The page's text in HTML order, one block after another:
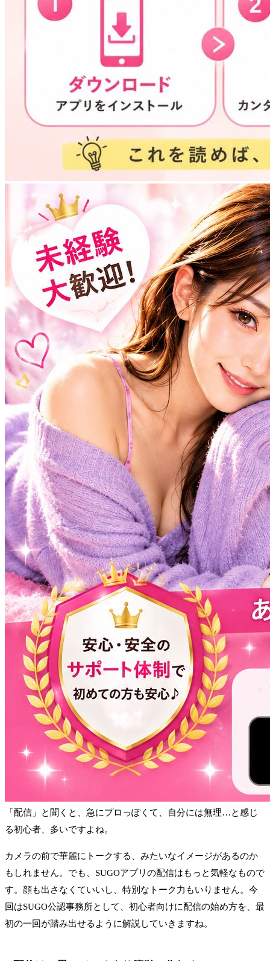
「配信」と聞くと、急にプロっぽくて、自分には無理…と感じ
る初心者、多いですよね。
カメラの前で華麗にトークする、みたいなイメージがあるのか
もしれません。でも、SUGOアプリの配信はもっと気軽なもので
す。顔も出さなくていいし、特別なトーク力もいりません。今
回はSUGO公認事務所として、初心者向けに配信の始め方を、最
初の一回が踏み出せるように解説していきますね。